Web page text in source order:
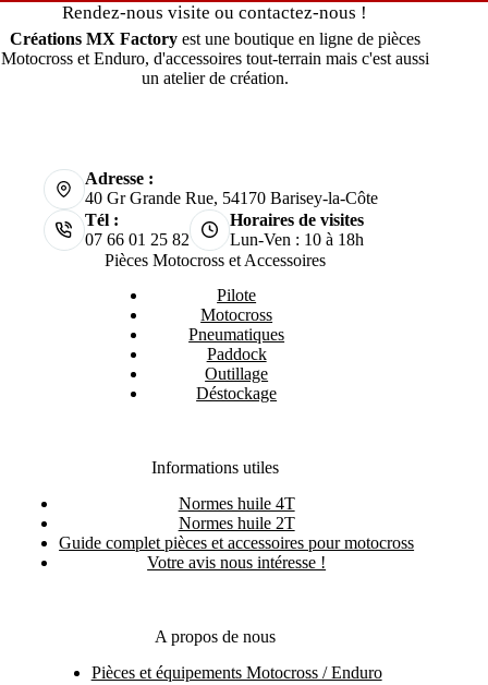
Rendez-nous visite ou contactez-nous !
Créations MX Factoryest une boutique en ligne de pièces
Motocross et Enduro, d'accessoires tout-terrain mais c'est aussi
un atelier de création.
Adresse :
40 Gr Grande Rue, 54170 Barisey-la-Côte
Tél :
07 66 01 25 82
Horaires de visites
Lun-Ven : 10 à 18h
Pièces Motocross et Accessoires
Pilote
Motocross
Pneumatiques
Paddock
Outillage
Déstockage
Informations utiles
Normes huile 4T
Normes huile 2T
Guide complet pièces et accessoires pour motocross
Votre avis nous intéresse !
A propos de nous
Pièces et équipements Motocross / Enduro